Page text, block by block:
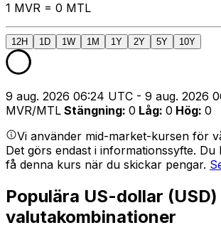
1 MVR = 0 MTL
12H 1D 1W 1M 1Y 2Y 5Y 10Y
9 aug. 2026 06:24 UTC - 9 aug. 2026
MVR/MTL Stängning: 0 Låg: 0 Hög: 0
Vi använder mid-market-kursen för
Det görs endast i informationssyfte. Du
få denna kurs när du skickar pengar.
Populära US-dollar (USD)
valutakombinationer